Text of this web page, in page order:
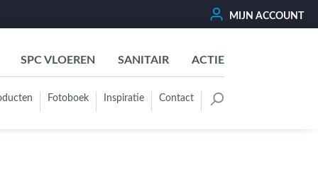
MIJN ACCOUNT
SPC VLOEREN SANITAIR ACTIE
Fotoboek Inspiratie Contact